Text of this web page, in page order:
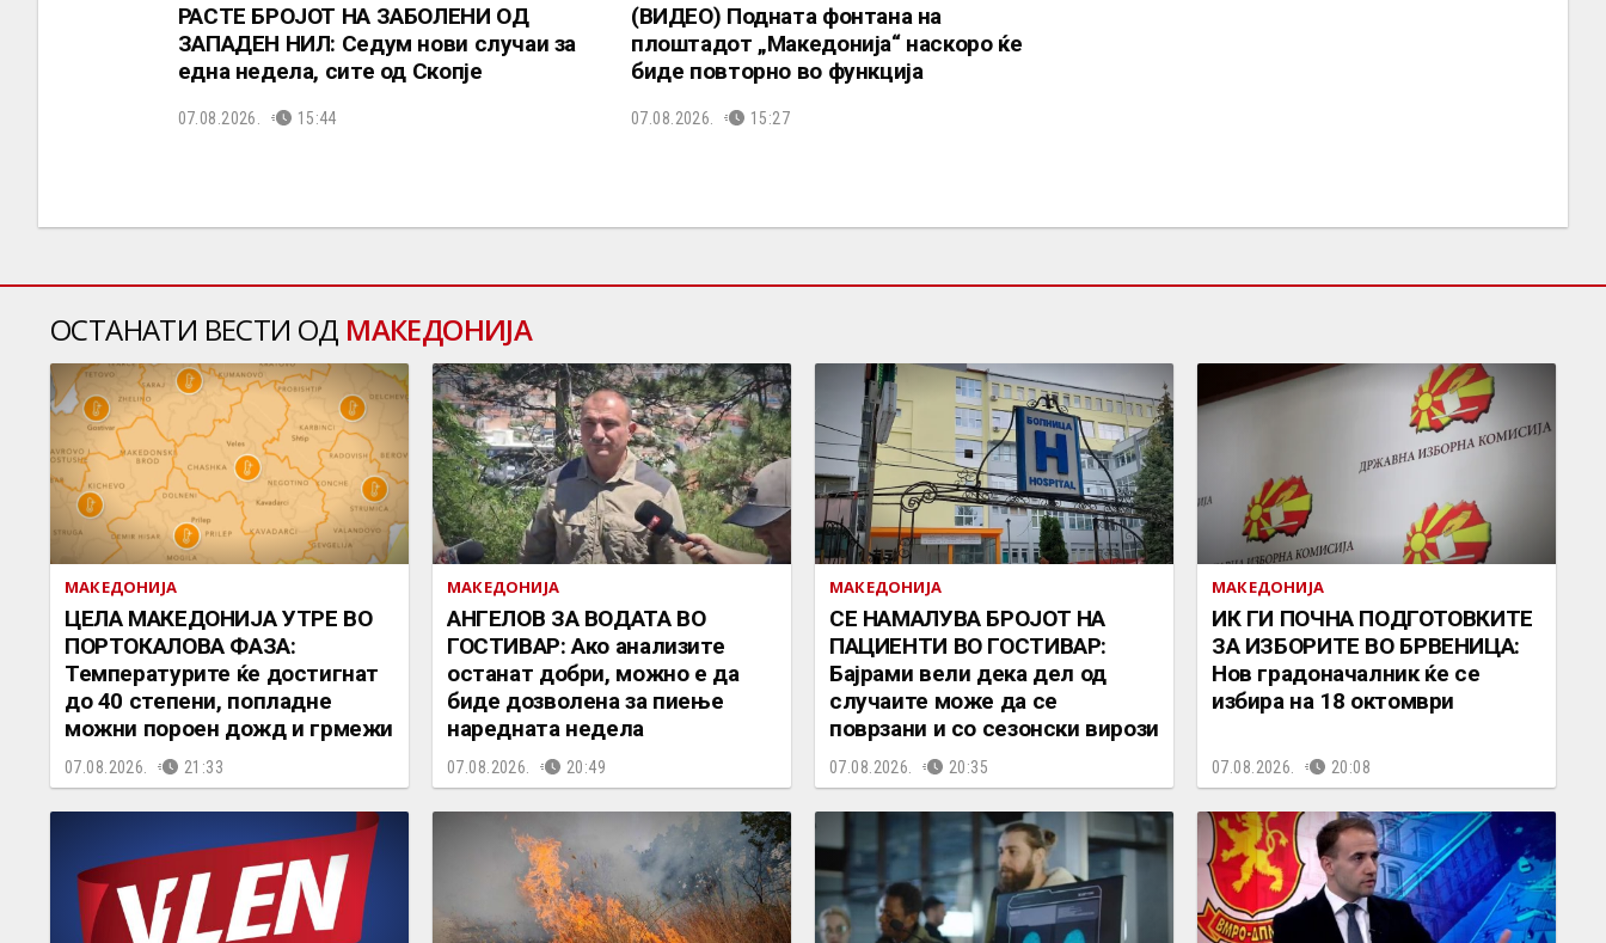
РАСТЕ БРОЈОТ НА ЗАБОЛЕНИ ОД
ЗАПАДЕН НИЛ: Седум нови случаи за
една недела, сите од Скопје
07.08.2026. 15:44
(ВИДЕО) Подната фонтана на
плоштадот „Македонија“ наскоро ќе
биде повторно во функција
07.08.2026. 15:27
ОСТАНАТИ ВЕСТИ ОД МАКЕДОНИЈА
МАКЕДОНИЈА
ЦЕЛА МАКЕДОНИЈА УТРЕ ВО
ПОРТОКАЛОВА ФАЗА:
Температурите ќе достигнат
до 40 степени, попладне
можни пороен дожд и грмежи
07.08.2026. 21:33
МАКЕДОНИЈА
АНГЕЛОВ ЗА ВОДАТА ВО
ГОСТИВАР: Ако анализите
останат добри, можно е да
биде дозволена за пиење
наредната недела
07.08.2026. 20:49
МАКЕДОНИЈА
СЕ НАМАЛУВА БРОЈОТ НА
ПАЦИЕНТИ ВО ГОСТИВАР:
Бајрами вели дека дел од
случаите може да се
поврзани и со сезонски вирози
07.08.2026. 20:35
МАКЕДОНИЈА
ИК ГИ ПОЧНА ПОДГОТОВКИТЕ
ЗА ИЗБОРИТЕ ВО БРВЕНИЦА:
Нов градоначалник ќе се
избира на 18 октомври
07.08.2026. 20:08